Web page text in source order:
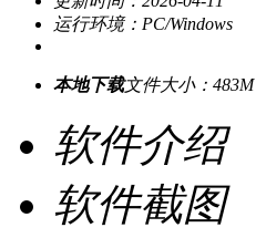
运行环境：PC/Windows
本地下载文件大小：483M
软件介绍
软件截图